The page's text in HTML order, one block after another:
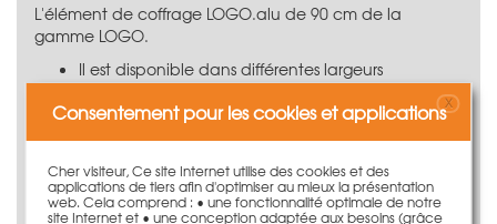
L'élément de coffrage LOGO.alu de 90 cm de la
gamme LOGO.
Il est disponible dans différentes largeurs
Cadre en aluminium avec profilé d'angle
Contreplaqué en bouleau de 16 mm
que pour les plans compliqués
Compatibilité parfaite avec le coffrage de voile
Consentement pour les cookies et applicationsX
Cher visiteur, Ce site Internet utilise des cookies et des
applications de tiers afin d'optimiser au mieux la présentation
web. Cela comprend : • une fonctionnalité optimale de notre
site Internet et • une conception adaptée aux besoins (grâce